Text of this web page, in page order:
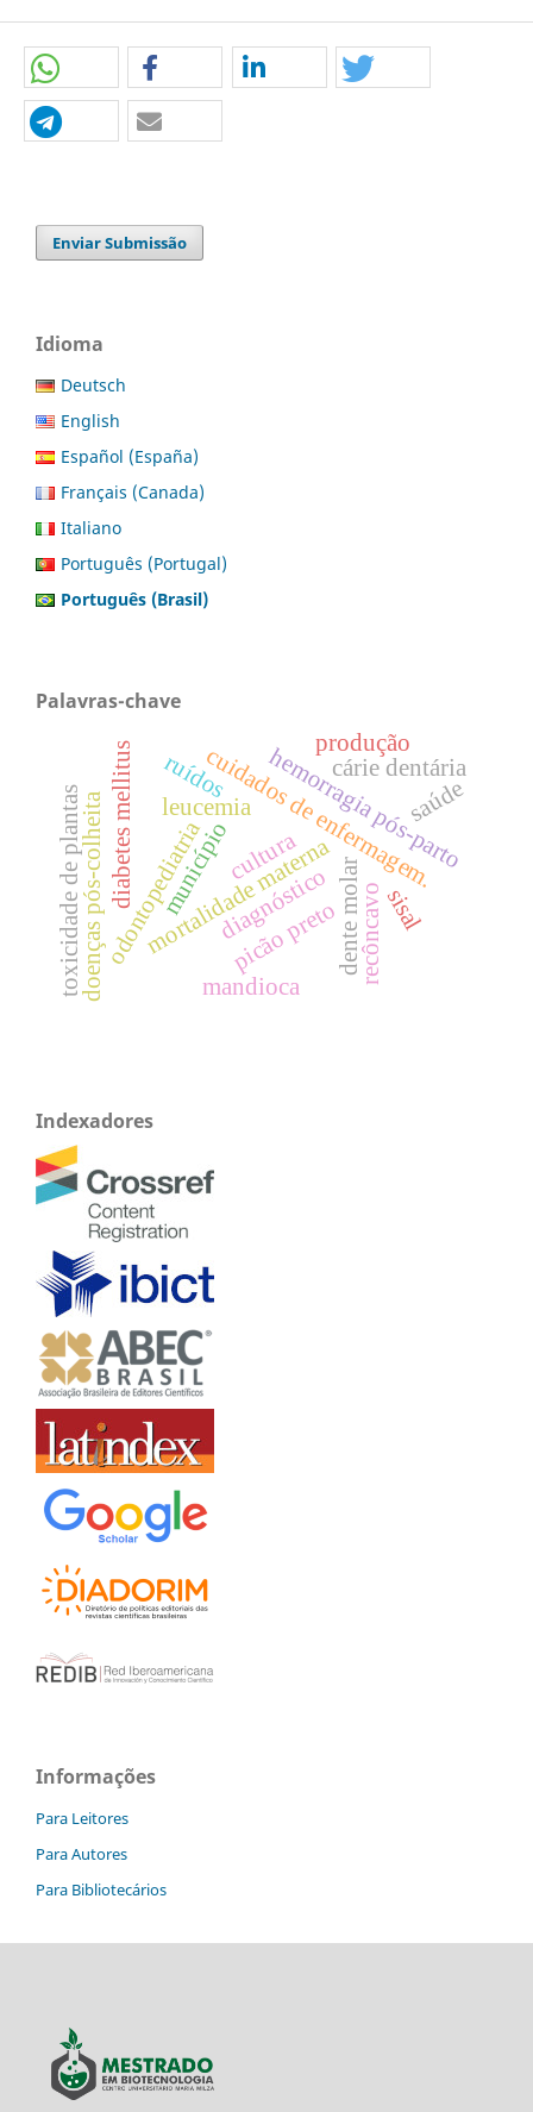
Enviar Submissão
Idioma
Deutsch
English
Español (España)
Français (Canada)
Italiano
Português (Portugal)
Português (Brasil)
Palavras-chave
cuidados de enfermagem.
mortalidade materna
hemorragia pós-parto
leucemia
diagnóstico
odontopediatria
cárie dentária
dente molar
doenças pós-colheita picão preto
diabetes mellitus
toxicidade de plantas mandioca
produção
município
recôncavo
cultura
sisal
saúde
ruídos
Indexadores
Informações
Para Leitores
Para Autores
Para Bibliotecários